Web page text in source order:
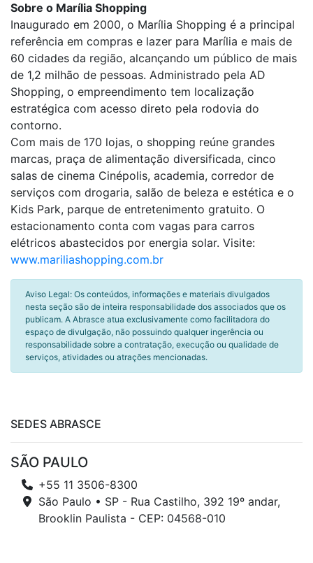
Sobre o Marília Shopping
Inaugurado em 2000, o Marília Shopping é a principal
referência em compras e lazer para Marília e mais de
60 cidades da região, alcançando um público de mais
de 1,2 milhão de pessoas. Administrado pela AD
Shopping, o empreendimento tem localização
estratégica com acesso direto pela rodovia do
contorno.
Com mais de 170 lojas, o shopping reúne grandes
marcas, praça de alimentação diversificada, cinco
salas de cinema Cinépolis, academia, corredor de
serviços com drogaria, salão de beleza e estética e o
Kids Park, parque de entretenimento gratuito. O
estacionamento conta com vagas para carros
elétricos abastecidos por energia solar. Visite:
www.mariliashopping.com.br
Aviso Legal: Os conteúdos, informações e materiais divulgados
nesta seção são de inteira responsabilidade dos associados que os
publicam. A Abrasce atua exclusivamente como facilitadora do
espaço de divulgação, não possuindo qualquer ingerência ou
responsabilidade sobre a contratação, execução ou qualidade de
serviços, atividades ou atrações mencionadas.
SEDES ABRASCE
SÃO PAULO
+55 11 3506-8300
São Paulo • SP - Rua Castilho, 392 19º andar,
Brooklin Paulista - CEP: 04568-010